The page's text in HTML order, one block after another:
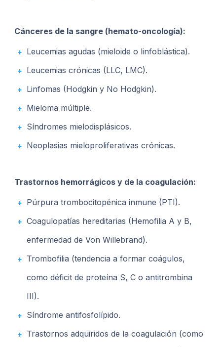
Cánceres de la sangre (hemato-oncología):
Leucemias agudas (mieloide o linfoblástica).
Leucemias crónicas (LLC, LMC).
Linfomas (Hodgkin y No Hodgkin).
Mieloma múltiple.
Síndromes mielodisplásicos.
Neoplasias mieloproliferativas crónicas.
Trastornos hemorrágicos y de la coagulación:
Púrpura trombocitopénica inmune (PTI).
Coagulopatías hereditarias (Hemofilia A y B,
enfermedad de Von Willebrand).
Trombofilia (tendencia a formar coágulos,
como déficit de proteína S, C o antitrombina
III).
Síndrome antifosfolípido.
Trastornos adquiridos de la coagulación (como